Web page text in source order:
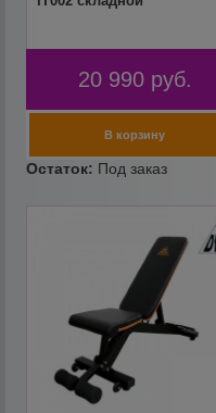
20 990 руб.